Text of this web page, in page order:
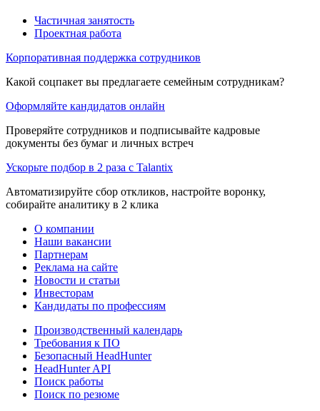
Частичная занятость
Проектная работа
Корпоративная поддержка сотрудников
Какой соцпакет вы предлагаете семейным сотрудникам?
Оформляйте кандидатов онлайн
Проверяйте сотрудников и подписывайте кадровые
документы без бумаг и личных встреч
Ускорьте подбор в 2 раза с Talantix
Автоматизируйте сбор откликов, настройте воронку,
собирайте аналитику в 2 клика
О компании
Наши вакансии
Партнерам
Реклама на сайте
Новости и статьи
Инвесторам
Кандидаты по профессиям
Производственный календарь
Требования к ПО
Безопасный HeadHunter
HeadHunter API
Поиск работы
Поиск по резюме